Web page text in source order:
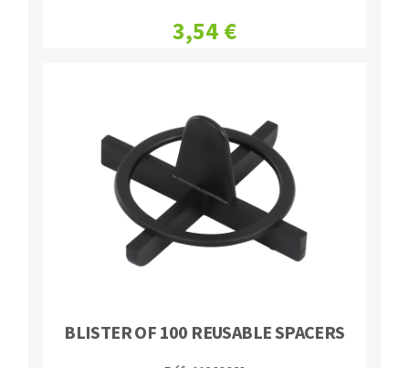
3,54 €
BLISTER OF 100 REUSABLE SPACERS